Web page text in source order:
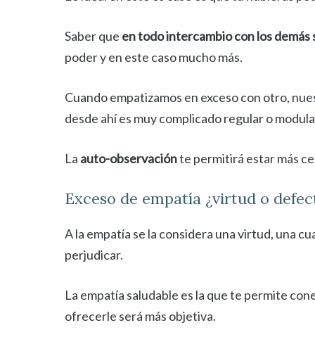
Saber que en todo intercambio con los
poder y en este caso mucho más.
Cuando empatizamos en exceso con otro,
desde ahí es muy complicado regular o
La auto-observaciónte permitirá estar más
Exceso de empatía ¿virtud o
A la empatía se la considera una virtud, una
perjudicar.
La empatía saludable es la que te permite
ofrecerle será más objetiva.